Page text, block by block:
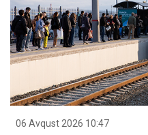
06 Avqust 2026 10:47